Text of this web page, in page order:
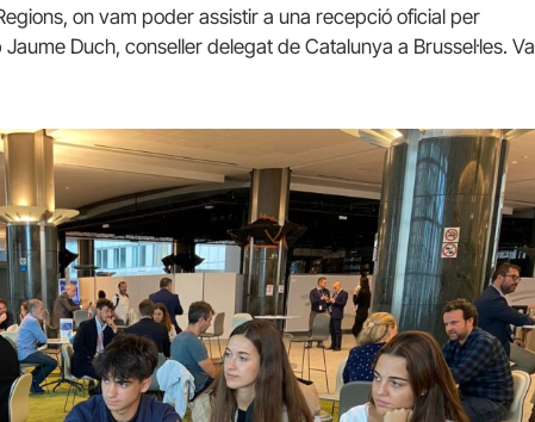
on vam poder assistir a una recepció oficial per
Duch, conseller delegat de Catalunya a Brussel·les. Va